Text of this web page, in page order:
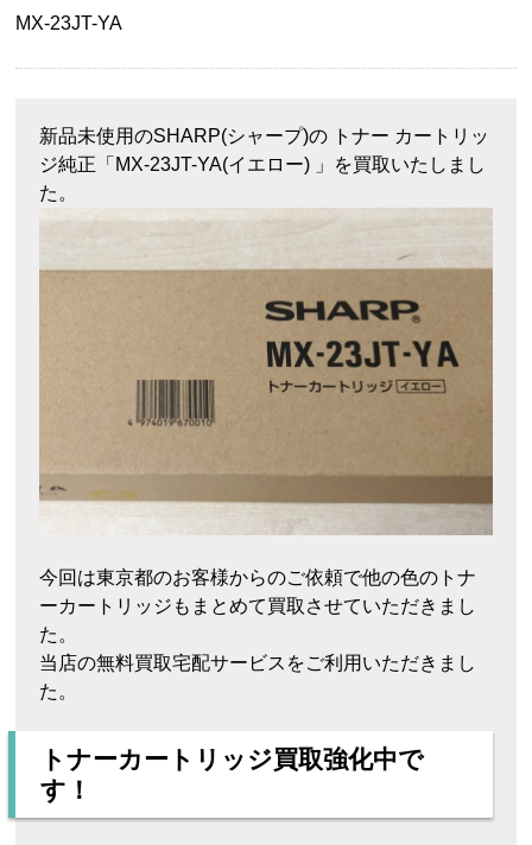
MX-23JT-YA
新品未使用のSHARP(シャープ)の トナー カートリッ
ジ純正「MX-23JT-YA(イエロー) 」を買取いたしまし
た。
今回は東京都のお客様からのご依頼で他の色のトナ
ーカートリッジもまとめて買取させていただきまし
た。
当店の無料買取宅配サービスをご利用いただきまし
た。
トナーカートリッジ買取強化中で
す！